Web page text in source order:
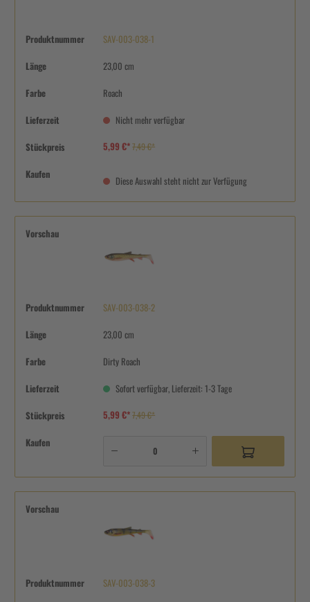
Produktnummer SAV-003-038-1
Länge 23,00 cm
Farbe Roach
Lieferzeit Nicht mehr verfügbar
Stückpreis 5,99 €*7,49 €*
Kaufen
Diese Auswahl steht nicht zur Verfügung
Vorschau
Produktnummer SAV-003-038-2
Länge 23,00 cm
Farbe Dirty Roach
Lieferzeit Sofort verfügbar, Lieferzeit: 1-3 Tage
Stückpreis 5,99 €*7,49 €*
Kaufen
Vorschau
Produktnummer SAV-003-038-3